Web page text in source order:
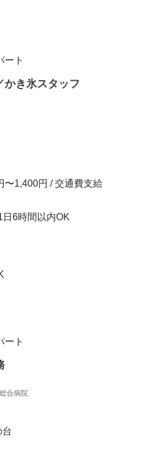
ート
かき氷スタッフ
〜1,400円 / 交通費支給
日6時間以内OK
ート
合病院